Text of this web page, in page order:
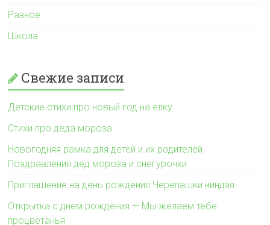
Разное
Школа
Свежие записи
Детские стихи про новый год на елку
Стихи про деда мороза
Новогодняя рамка для детей и их родителей
Поздравления дед мороза и снегурочки
Приглашение на день рождения Черепашки ниндзя
Открытка с днем рождения — Мы желаем тебе
процветанья